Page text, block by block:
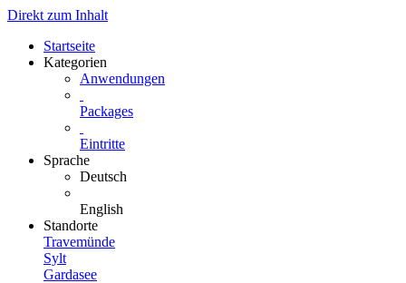
Direkt zum Inhalt
Startseite
Kategorien
Anwendungen
Packages
Eintritte
Sprache
Deutsch
English
Standorte
Travemünde
Sylt
Gardasee